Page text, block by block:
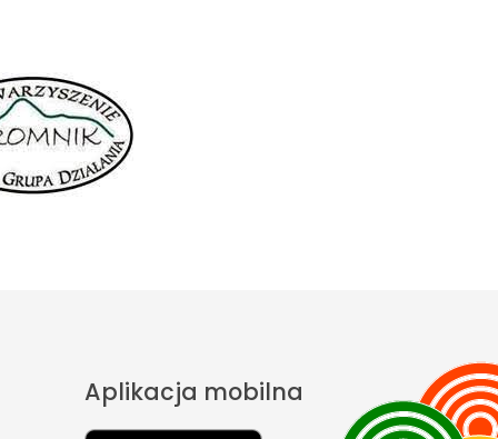
Aplikacja mobilna